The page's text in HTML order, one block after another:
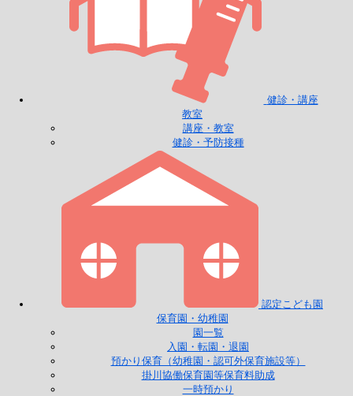
健診・講座
教室
講座・教室
健診・予防接種
認定こども園
保育園・幼稚園
園一覧
入園・転園・退園
預かり保育（幼稚園・認可外保育施設等）
掛川協働保育園等保育料助成
一時預かり